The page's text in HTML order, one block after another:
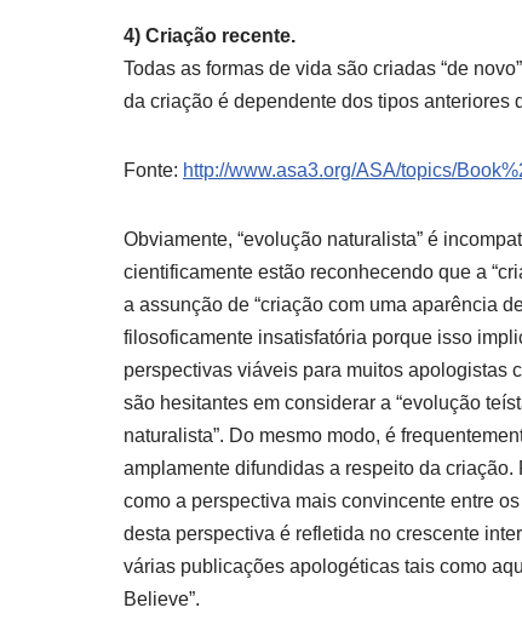
4) Criação recente.
Todas as formas de vida são criadas “de
da criação é dependente dos tipos anteriores
Fonte: http://www.asa3.org/ASA/topics/
Obviamente, “evolução naturalista” é
cientificamente estão reconhecendo que a
a assunção de “criação com uma aparência
filosoficamente insatisfatória porque isso
perspectivas viáveis para muitos apologistas
são hesitantes em considerar a “evolução
naturalista”. Do mesmo modo, é
amplamente difundidas a respeito da criação.
como a perspectiva mais convincente entre
desta perspectiva é refletida no crescente
várias publicações apologéticas tais como
Believe”.